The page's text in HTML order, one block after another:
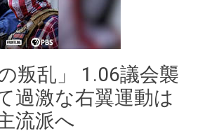
叛乱」 1.06議会襲
過激な右翼運動は
流派へ